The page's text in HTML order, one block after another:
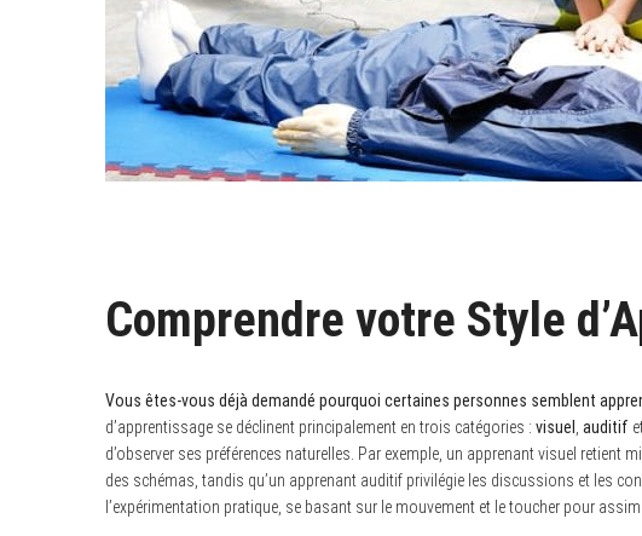
Comprendre votre Style
Vous êtes-vous déjà demandé pourquoi certaines personnes semblent
d’apprentissage se déclinent principalement en trois catégories : visuel auditif
d’observer ses préférences naturelles. Par exemple, un apprenant visuel retient
des schémas, tandis qu’un apprenant auditif privilégie les discussions et les
l’expérimentation pratique, se basant sur le mouvement et le toucher pour